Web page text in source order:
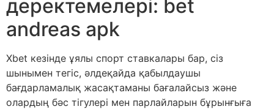
деректемелері: bet
andreas apk
Xbet кезінде ұялы спорт ставкалары бар, сіз
шынымен тегіс, әлдеқайда қабылдаушы
бағдарламалық жасақтаманы бағалайсыз және
олардың бәс тігулері мен парлайларын бұрынғыға